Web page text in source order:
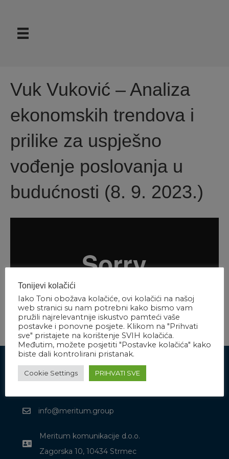
Vuk Vuković – Analiza
ekonomskih trendova i
prilike za uspješno
vođenje poslovanja u
budućnosti (8. 9. 2023.)
Javite nam se
info@meritum.group
Meritum komunikacije d.o.o.
Zagorska 10, 10434 Strmec
Tonijevi kolačići
Iako Toni obožava kolačiće, ovi kolačići na našoj
web stranici su nam potrebni kako bismo vam
pružili najrelevantnije iskustvo pamteći vaše
postavke i ponovne posjete. Klikom na "Prihvati
sve" pristajete na korištenje SVIH kolačića.
Međutim, možete posjetiti "Postavke kolačića" kako
biste dali kontrolirani pristanak.
Cookie Settings PRIHVATI SVE